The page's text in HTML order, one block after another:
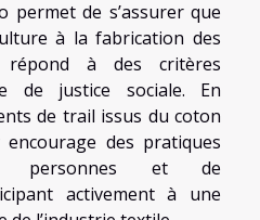
permet de s’assurer que
à la fabrication des
répond à des critères
de justice sociale. En
de trail issus du coton
des pratiques
personnes et de
activement à une